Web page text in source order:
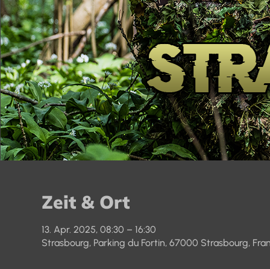
Zeit & Ort
13. Apr. 2025, 08:30 – 16:30
Strasbourg, Parking du Fortin, 67000 Strasbourg,